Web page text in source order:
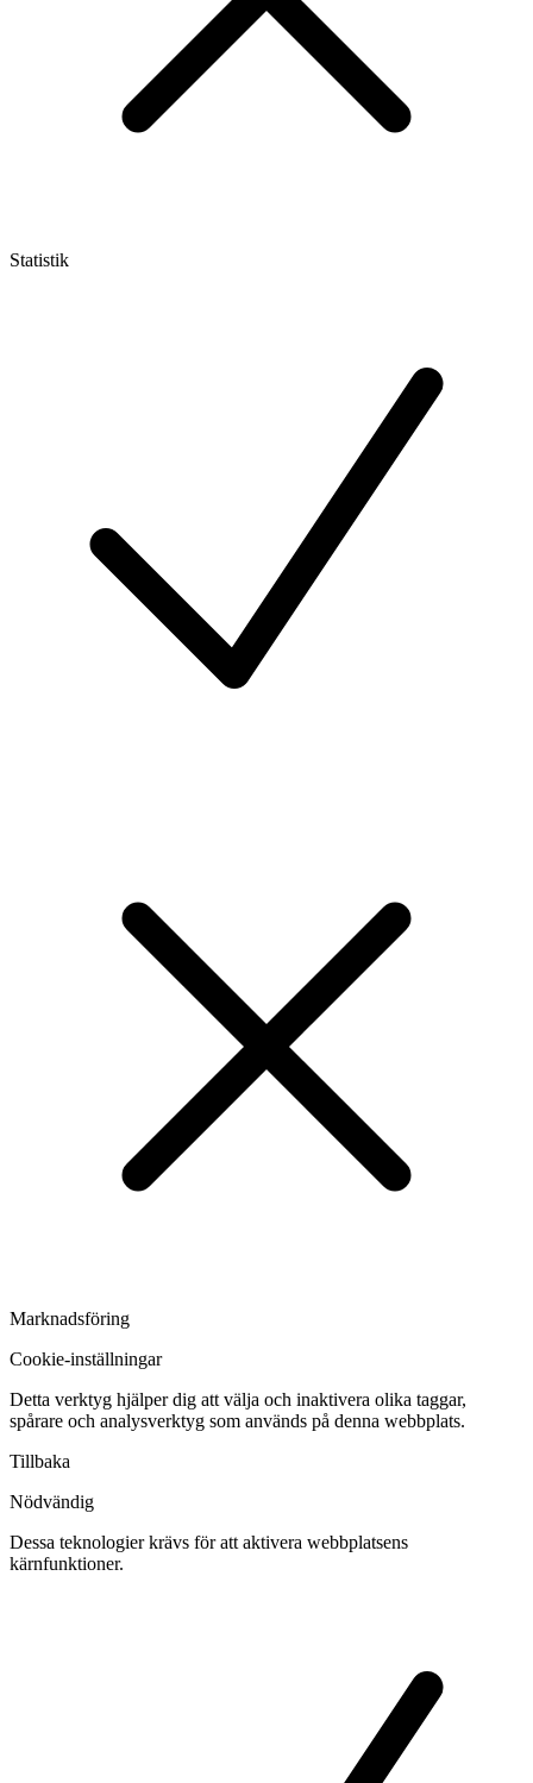
Statistik
Marknadsföring
Cookie-inställningar
Detta verktyg hjälper dig att välja och inaktivera olika taggar,
spårare och analysverktyg som används på denna webbplats.
Tillbaka
Nödvändig
Dessa teknologier krävs för att aktivera webbplatsens
kärnfunktioner.